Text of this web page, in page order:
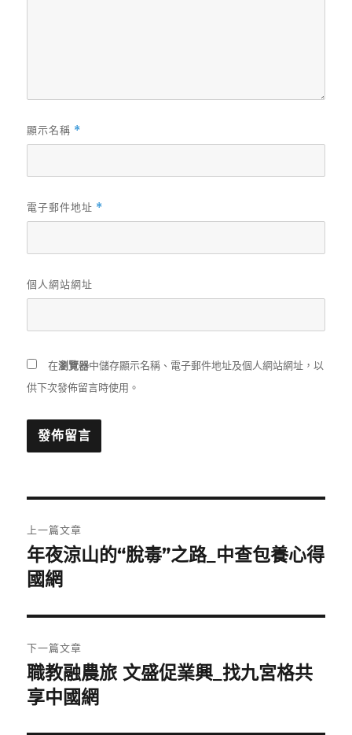
顯示名稱 *
電子郵件地址 *
個人網站網址
在瀏覽器中儲存顯示名稱、電子郵件地址及個人網站網址，以
供下次發佈留言時使用。
章
導
覽
上一篇文章
上
一
文
章:
年夜涼山的“脫毒”之路_中查包養心得
國網
下一篇文章
下
一
職教融農旅 文盛促業興_找九宮格共
享中國網